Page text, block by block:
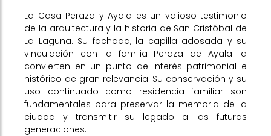
La Casa Peraza y Ayala es un valioso testimonio
de la arquitectura y la historia de San Cristóbal de
La Laguna. Su fachada, la capilla adosada y su
vinculación con la familia Peraza de Ayala la
convierten en un punto de interés patrimonial e
histórico de gran relevancia. Su conservación y su
uso continuado como residencia familiar son
fundamentales para preservar la memoria de la
ciudad y transmitir su legado a las futuras
generaciones.